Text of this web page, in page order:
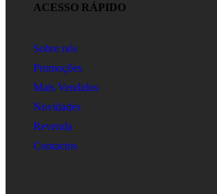
ACESSO RÁPIDO
Sobre nós
Promoções
Mais Vendidos
Novidades
Revenda
Contactos